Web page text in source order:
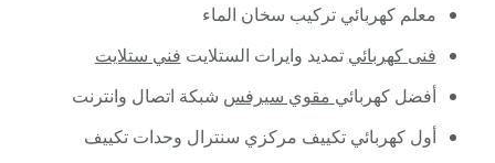
معلم كهربائي تركيب سخان الماء
فنى كهربائي تمديد وايرات الستلايت فني ستلايت
أفضل كهربائي مقوي سيرفس شبكة اتصال وانترنت
أول كهربائي تكييف مركزي سنترال وحدات تكييف